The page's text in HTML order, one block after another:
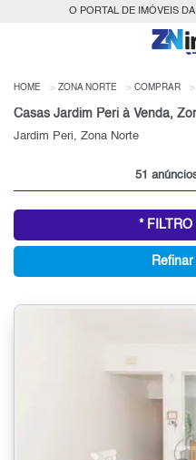
O PORTAL DE IMÓVEIS DA
HOME ZONA NORTE COMPRAR
Casas Jardim Peri à Venda,
Jardim Peri, Zona Norte
51
* FILTRO